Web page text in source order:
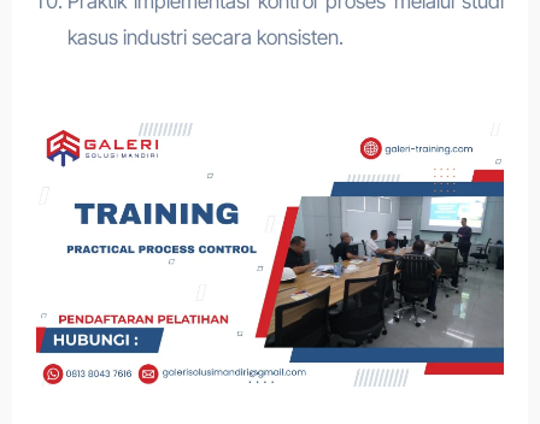
kasus industri secara konsisten.